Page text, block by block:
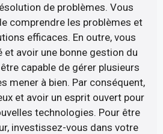
de problèmes. Vous
comprendre les problèmes et
efficaces. En outre, vous
et avoir une bonne gestion du
capable de gérer plusieurs
mener à bien. Par conséquent,
et avoir un esprit ouvert pour
technologies. Pour être
investissez-vous dans votre